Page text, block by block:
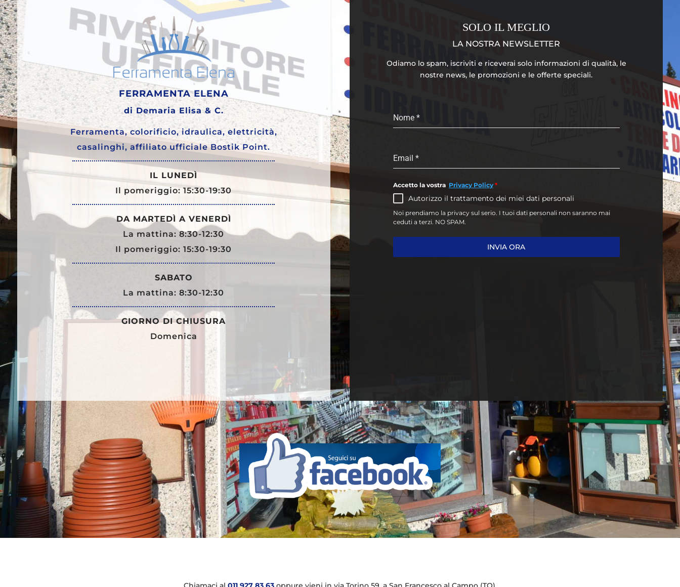
FERRAMENTA ELENA
di Demaria Elisa & C.
Ferramenta, colorificio, idraulica, elettricità,
casalinghi, affiliato ufficiale Bostik Point.
IL LUNEDÌ
Il pomeriggio: 15:30-19:30
DA MARTEDÌ A VENERDÌ
La mattina: 8:30-12:30
Il pomeriggio: 15:30-19:30
SABATO
La mattina: 8:30-12:30
GIORNO DI CHIUSURA
Domenica
SOLO IL MEGLIO
LA NOSTRA NEWSLETTER
Odiamo lo spam, iscriviti e riceverai solo informazioni di qualità, le
nostre news, le promozioni e le offerte speciali.
Nome *
Email *
Accetto la vostra Privacy Policy *
Autorizzo il trattamento dei miei dati personali
Noi prendiamo la privacy sul serio. I tuoi dati personali non saranno mai
ceduti a terzi. NO SPAM.
INVIA ORA